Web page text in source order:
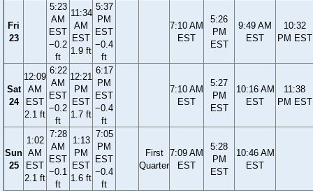
Fri
23
5:23
AM
EST
−0.2
ft
11:34
AM
EST
1.9 ft
5:37
PM
EST
−0.4
ft
7:10 AM
EST
5:26
PM
EST
9:49 AM
EST
10:32
PM EST
Sat
24
12:09
AM
EST
2.1 ft
6:22
AM
EST
−0.2
ft
12:21
PM
EST
1.7 ft
6:17
PM
EST
−0.4
ft
7:10 AM
EST
5:27
PM
EST
10:16 AM
EST
11:38
PM EST
Sun
25
1:02
AM
EST
2.1 ft
7:28
AM
EST
−0.1
ft
1:13
PM
EST
1.6 ft
7:05
PM
EST
−0.4
ft
First
Quarter
7:09 AM
EST
5:28
PM
EST
10:46 AM
EST